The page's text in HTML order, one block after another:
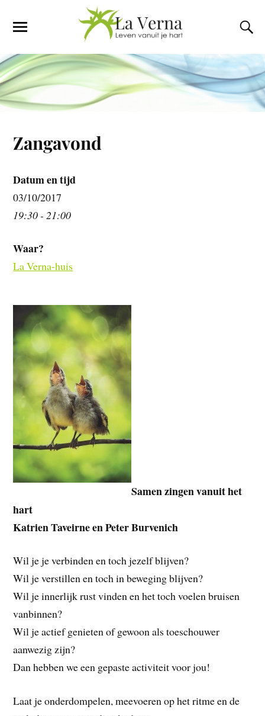
Zangavond
Datum en tijd
03/10/2017
19:30 - 21:00
Waar?
La Verna-huis
Samen zingen vanuit het
hart
Katrien Taveirne en Peter Burvenich
Wil je je verbinden en toch jezelf blijven?
Wil je verstillen en toch in beweging blijven?
Wil je innerlijk rust vinden en het toch voelen bruisen
vanbinnen?
Wil je actief genieten of gewoon als toeschouwer
aanwezig zijn?
Dan hebben we een gepaste activiteit voor jou!
Laat je onderdompelen, meevoeren op het ritme en de